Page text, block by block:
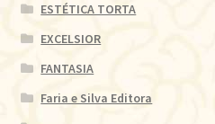
ESTÉTICA TORTA
EXCELSIOR
FANTASIA
Faria e Silva Editora